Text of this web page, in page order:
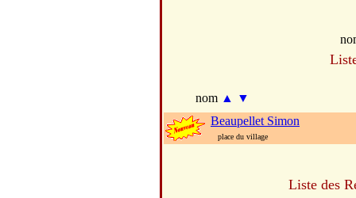
nom ▲
▼
Beaupellet Simon
place du village
Liste des